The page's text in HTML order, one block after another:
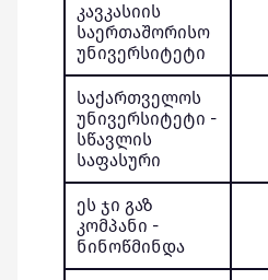
კავკასიის
საერთაშორისო
უნივერსიტეტი
საქართველოს
უნივერსიტეტი -
სწავლის
საფასური
ეს ჯი გაზ
კომპანი -
ნინოწმინდა